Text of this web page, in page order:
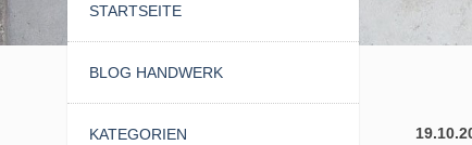
STARTSEITE
BLOG HANDWERK
KATEGORIEN